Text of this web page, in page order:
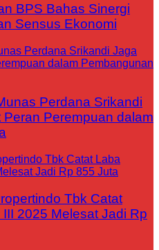
BPS Bahas Sinergi
Sensus Ekonomi
Perdana Srikandi
Perempuan dalam
Tbk Catat
2025 Melesat Jadi Rp